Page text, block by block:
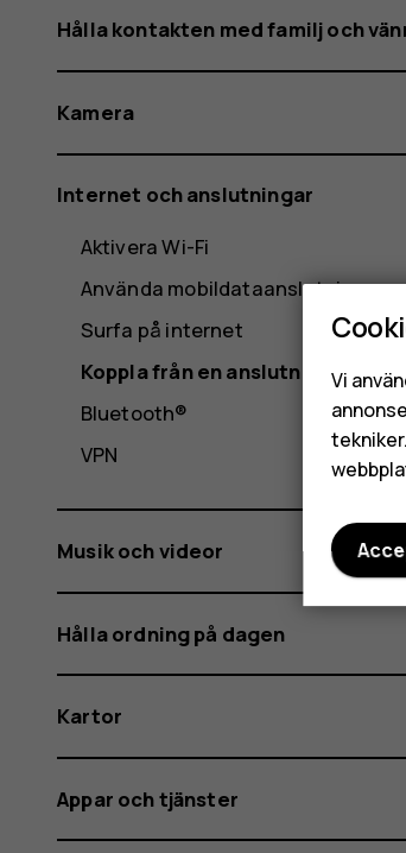
Hålla kontakten med familj och
Kamera
Internet och anslutningar
Aktivera Wi-Fi
Använda mobildataanslutning
Surfa på internet
Koppla från en anslutning
Bluetooth®
VPN
Musik och videor
Hålla ordning på dagen
Kartor
Appar och tjänster
Vi